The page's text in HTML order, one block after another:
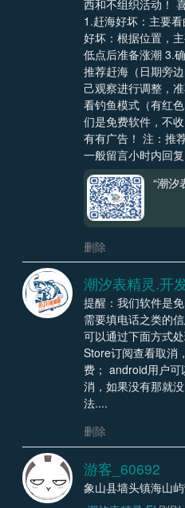
西和不组织活动！
1.赶海好坏：主要
好坏：根据位置，
低点后准备涨潮 3.
推荐赶海（日期旁
己观察进行调整，
看钓鱼模式（有红
们是免费软件，不
有有广告！ 注：推
一般留言小时内回
“潮汐
删除
潮汐表精灵.开
提醒：我们软件是
需要填电话之类的
可以通过下面方式
Store订阅查看取消
费； android用户可
消，如果没有那就
法....
删除
游客_60692
象山县墙头镇海山